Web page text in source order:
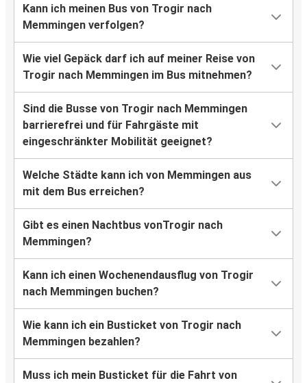
Kann ich meinen Bus von Trogir nach
Memmingen verfolgen?
Wie viel Gepäck darf ich auf meiner Reise von
Trogir nach Memmingen im Bus mitnehmen?
Sind die Busse von Trogir nach Memmingen
barrierefrei und für Fahrgäste mit
eingeschränkter Mobilität geeignet?
Welche Städte kann ich von Memmingen aus
mit dem Bus erreichen?
Gibt es einen Nachtbus vonTrogir nach
Memmingen?
Kann ich einen Wochenendausflug von Trogir
nach Memmingen buchen?
Wie kann ich ein Busticket von Trogir nach
Memmingen bezahlen?
Muss ich mein Busticket für die Fahrt von